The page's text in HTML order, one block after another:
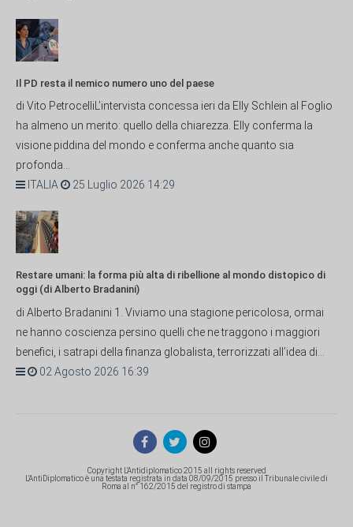
Il PD resta il nemico numero uno del paese
di Vito PetrocelliL’intervista concessa ieri da Elly Schlein al Foglio
ha almeno un merito: quello della chiarezza. Elly conferma la
visione piddina del mondo e conferma anche quanto sia
profonda...
ITALIA
25 Luglio 2026 14:29
Restare umani: la forma più alta di ribellione al mondo distopico di
oggi (di Alberto Bradanini)
di Alberto Bradanini 1. Viviamo una stagione pericolosa, ormai
ne hanno coscienza persino quelli che ne traggono i maggiori
benefici, i satrapi della finanza globalista, terrorizzati all’idea di...
02 Agosto 2026 16:39
Copyright L'Antidiplomatico 2015 all rights reserved
L'AntiDiplomatico è una testata registrata in data 08/09/2015 presso il Tribunale civile di
Roma al n° 162/2015 del registro di stampa